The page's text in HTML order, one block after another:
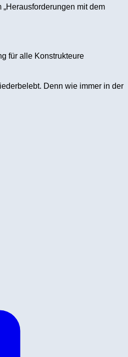
mit dem
für alle Konstrukteure
Denn wie immer in der